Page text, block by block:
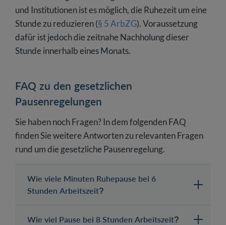
und Institutionen ist es möglich, die Ruhezeit um eine
Stunde zu reduzieren (§ 5 ArbZG). Voraussetzung
dafür ist jedoch die zeitnahe Nachholung dieser
Stunde innerhalb eines Monats.
FAQ zu den gesetzlichen
Pausenregelungen
Sie haben noch Fragen? In dem folgenden FAQ
finden Sie weitere Antworten zu relevanten Fragen
rund um die gesetzliche Pausenregelung.
Wie viele Minuten Ruhepause bei 6
Stunden Arbeitszeit?
Wie viel Pause bei 8 Stunden Arbeitszeit?